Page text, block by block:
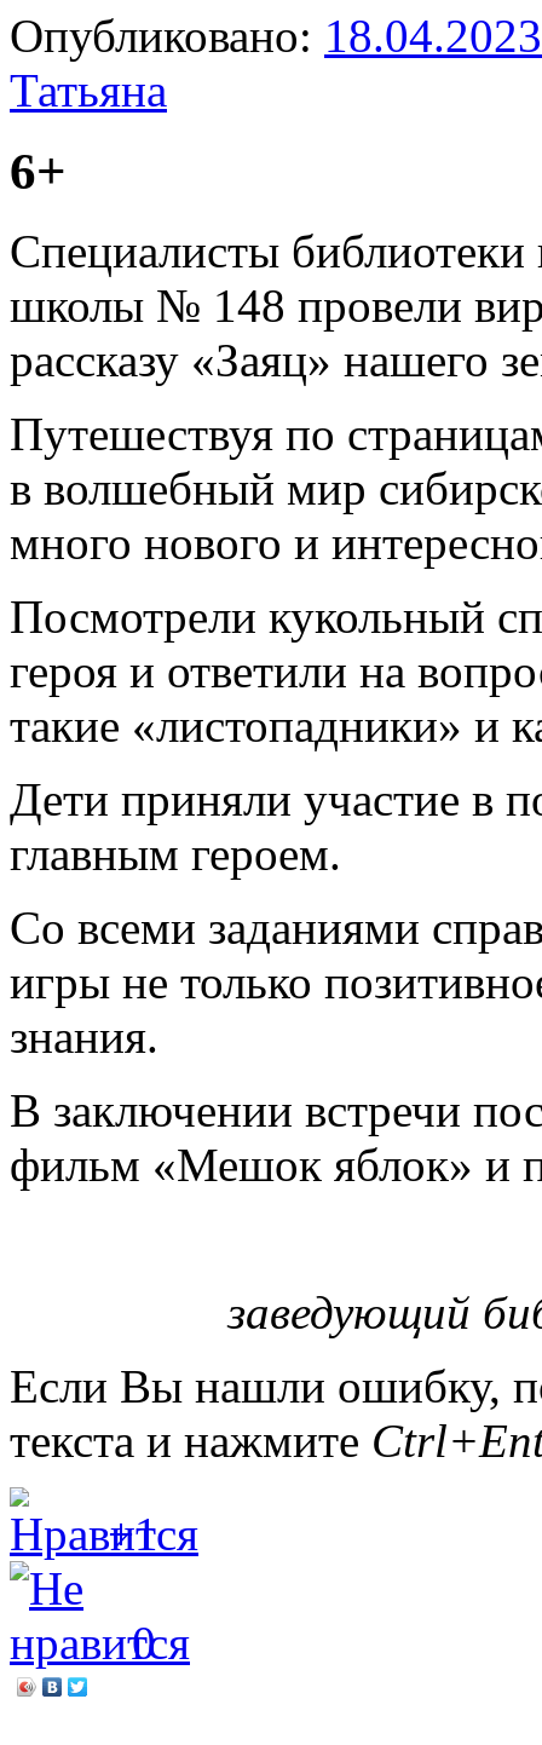
Опубликовано: 18.04.2023
Татьяна
6+
Специалисты
школы № 148 провели
рассказу «Заяц» нашего
Путешествуя по
в волшебный мир
много нового и
Посмотрели кукольный
героя и ответили на
такие «листопадники» и
Дети приняли участие в
главным героем.
Со всеми заданиями
игры не только
знания.
В заключении встречи
фильм «Мешок яблок» и
заведующий
Если Вы нашли ошибку,
текста и нажмите
+1
0